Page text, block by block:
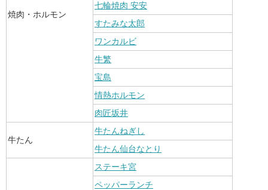
焼肉・ホルモン
七輪焼肉 安安
すたみな太郎
ワンカルビ
牛繁
宝島
情熱ホルモン
肉匠坂井
牛たん
牛たんねぎし
牛たん仙台なとり
ステーキ宮
ペッパーランチ